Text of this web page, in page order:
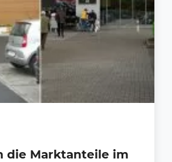
die Marktanteile im